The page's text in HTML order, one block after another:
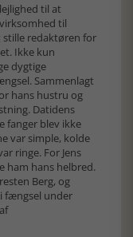
til at
til
stille redaktøren for
Ikke kun
dygtige
Sammenlagt
hans hustru og
Datidens
fanger blev ikke
var simple, kolde
ringe. For Jens
ham hans helbred.
Berg, og
fængsel under